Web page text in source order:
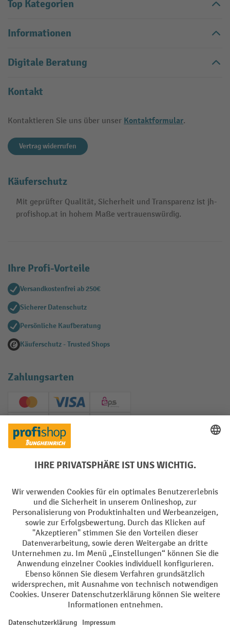
Top Kategorien
Informationen
Digitale Beratung
Kontakt
Kontaktieren Sie uns über unser Kontaktformular.
Vertrag widerrufen
Käuferschutz
Mit geprüfter Qualität, Sicherheit und Transparenz ist jh-
profishop.at in hohem Maße vertrauenswürdig.
Ihre Profi-Vorteile
Versandkostenfrei ab 250€
Sicherer Datenschutz
Persönliche Kaufberatung
Käuferschutz - Trusted Shops
Zahlungsarten
Creditcard (Master)Creditcard (Visa)
EPS
PayPal
Soziale Netzwerke
Impressum Datenschutz
Barrierefreiheit Privacy Settings
Alle Preise exkl. gesetzl. Mehrwertsteuer zzgl.Versandkostenund ggf.
Nachnahmegebühren, wenn nicht anders angegeben.
¹ Der Rabatt gilt so lange der Vorrat reicht. Der Rabatt gilt nicht auf
oder Gutscheinen ist nicht möglich. | ² Der Rabatt wird einmalig bei